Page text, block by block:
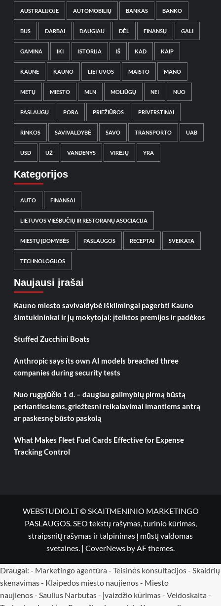
AUSTRALIJOJE AUTOMOBILIŲ BANKAS BANKO
BUS DARBAI DAUGIAU DĖL FINANSŲ GALI
GAMINA IKI ISTORIJA IŠ KAD KAIP
KAUNE KAUNO LIETUVOS MAISTO MANO
METŲ MIESTO MLN MOLIŪGŲ NEI NUO
PASLAUGŲ PORA PRIEŽIŪROS PRIVERSTINAI
RINKOS SAVIVALDYBĖ SAVO TRANSPORTO UAB
USD UŽ VANDENYS VIRĖJŲ YRA
Kategorijos
AUTO FINANSAI
LIETUVOS VIEŠBUČIŲ IR RESTORANŲ ASOCIACIJA
MIESTŲ ĮDOMYBĖS PASLAUGOS RECEPTAI SVEIKATA
TECHNOLOGIJOS
Naujausi įrašai
Kauno miesto savivaldybė Iškilmingai pagerbti Kauno
šimtukininkai ir jų mokytojai: įteiktos premijos ir padėkos
Stuffed Zucchini Boats
Anthropic says its own AI models breached three
companies during security tests
Nuo rugpjūčio 1 d. – daugiau galimybių pirmą būstą
perkantiesiems, griežtesni reikalavimai imantiems antrą
ar paskesnę būsto paskolą
What Makes Fleet Fuel Cards Effective for Expense
Tracking Control
WEBSTUDIO.LT © SKAITMENINIO MARKETINGO
PASLAUGOS. SEO tekstų rašymas, turinio kūrimas,
straipsnių rašymas ir talpinimas į mūsų valdomas
svetaines. | CoverNews by AF themes.
Draugai: - Marketingo agentūra - Teisinės konsultacijos- Skaidrių
skenavimas- Klaipedos miesto naujienos- Miesto
naujienos- Saulius Narbutas- Įvaizdžio kūrimas- Veidoskaita -